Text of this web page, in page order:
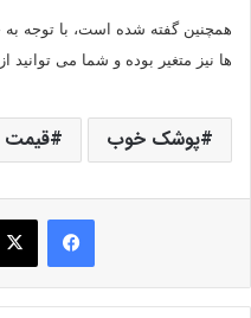
همچنین گفته شده است، با توجه
ها نیز متغیر بوده و شما می توانید
پوشک خوب
فیس بوک